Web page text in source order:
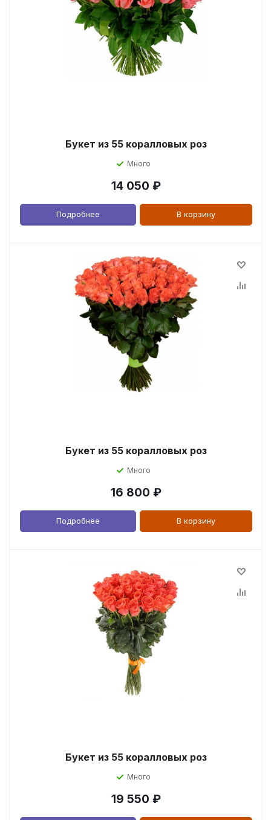
Букет из 55 коралловых роз
Много
14 050 ₽
Подробнее В корзину
Букет из 55 коралловых роз
Много
16 800 ₽
Подробнее В корзину
Букет из 55 коралловых роз
Много
19 550 ₽